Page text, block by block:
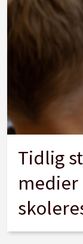
Tidlig
medier